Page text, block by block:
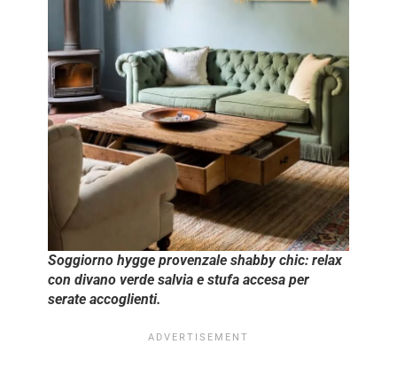
Soggiorno hygge provenzale shabby chic: relax
con divano verde salvia e stufa accesa per
serate accoglienti.